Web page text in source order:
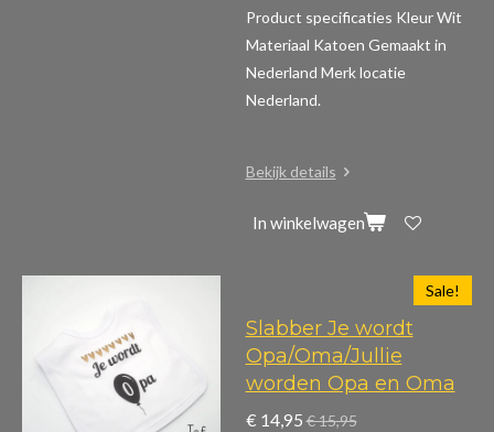
Product specificaties Kleur Wit
Materiaal Katoen Gemaakt in
Nederland Merk locatie
Nederland.
Bekijk details
In winkelwagen
Sale!
Slabber Je wordt
Opa/Oma/Jullie
worden Opa en Oma
€ 14,95 € 15,95